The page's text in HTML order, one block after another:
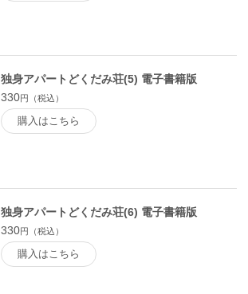
独身アパートどくだみ荘(5) 電子書籍版
330円（税込）
購入はこちら
独身アパートどくだみ荘(6) 電子書籍版
330円（税込）
購入はこちら